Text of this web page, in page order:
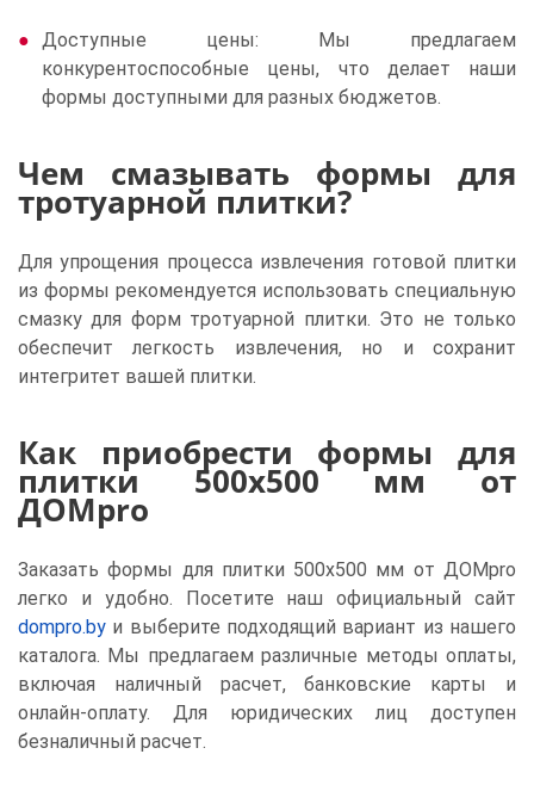
Доступные цены: Мы предлагаем
конкурентоспособные цены, что делает наши
формы доступными для разных бюджетов.
Чем смазывать формы для
тротуарной плитки?
Для упрощения процесса извлечения готовой плитки
из формы рекомендуется использовать специальную
смазку для форм тротуарной плитки. Это не только
обеспечит легкость извлечения, но и сохранит
интегритет вашей плитки.
Как приобрести формы для
плитки 500x500 мм от
ДОМpro
Заказать формы для плитки 500x500 мм от ДОМpro
легко и удобно. Посетите наш официальный сайт
dompro.by и выберите подходящий вариант из нашего
каталога. Мы предлагаем различные методы оплаты,
включая наличный расчет, банковские карты и
онлайн-оплату. Для юридических лиц доступен
безналичный расчет.